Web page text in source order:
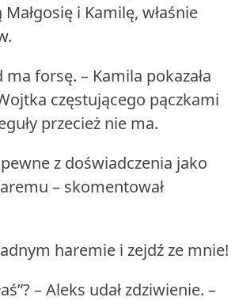
i Kamilę, właśnie
ma forsę. – Kamila pokazała
częstującego pączkami
przecież nie ma.
z doświadczenia jako
– skomentował
haremie i zejdź ze mnie!
– Aleks udał zdziwienie. –